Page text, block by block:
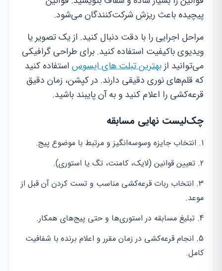
پیچیده باعث ریزش شرکت‌کنندگان می‌شود.
مراحل اجرایی را با دقت دنبال کنید. از یک تصویر یا
ویدیوی باکیفیت استفاده کنید. برای طراحی گرافیکی
می‌توانید از بهترین تبلت های ایسوس استفاده کنید
که قلم‌های نوری دقیقی دارند. در کپشن، زمان دقیق
قرعه‌کشی را اعلام کنید و به آن پایبند باشید.
چک‌لیست نهایی مسابقه
انتخاب جایزه وسوسه‌انگیز و مرتبط با موضوع پیج.
تعیین قوانین (لایک، کامنت، تگ یا استوری).
انتخاب ربات قرعه‌کشی مناسب و تست کردن آن قبل از
موعد.
تبلیغ مسابقه در استوری‌ها و حتی پیج‌های همکار.
انجام قرعه‌کشی در زمان مقرر و اعلام برنده با شفافیت
کامل.